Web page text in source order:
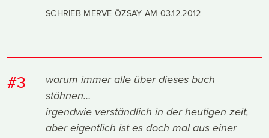
SCHRIEB MERVE ÖZSAY AM 03.12.2012
#3
warum immer alle über dieses buch
stöhnen…
irgendwie verständlich in der heutigen zeit,
aber eigentlich ist es doch mal aus einer